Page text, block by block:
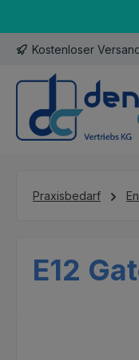
Kostenloser
Praxisbedarf
E12
Bildergalerie